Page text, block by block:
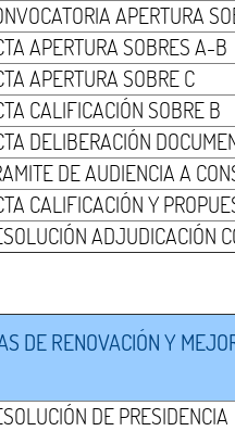
APERTURA
APERTURA SOBRES A-B
APERTURA SOBRE C
CALIFICACIÓN SOBRE B
DELIBERACIÓN
DE AUDIENCIA A
CALIFICACIÓN Y
ADJUDICACIÓN
DE RENOVACIÓN Y
DE PRESIDENCIA